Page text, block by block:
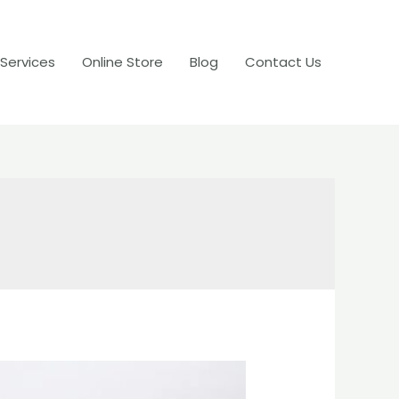
Online Store Blog Contact Us